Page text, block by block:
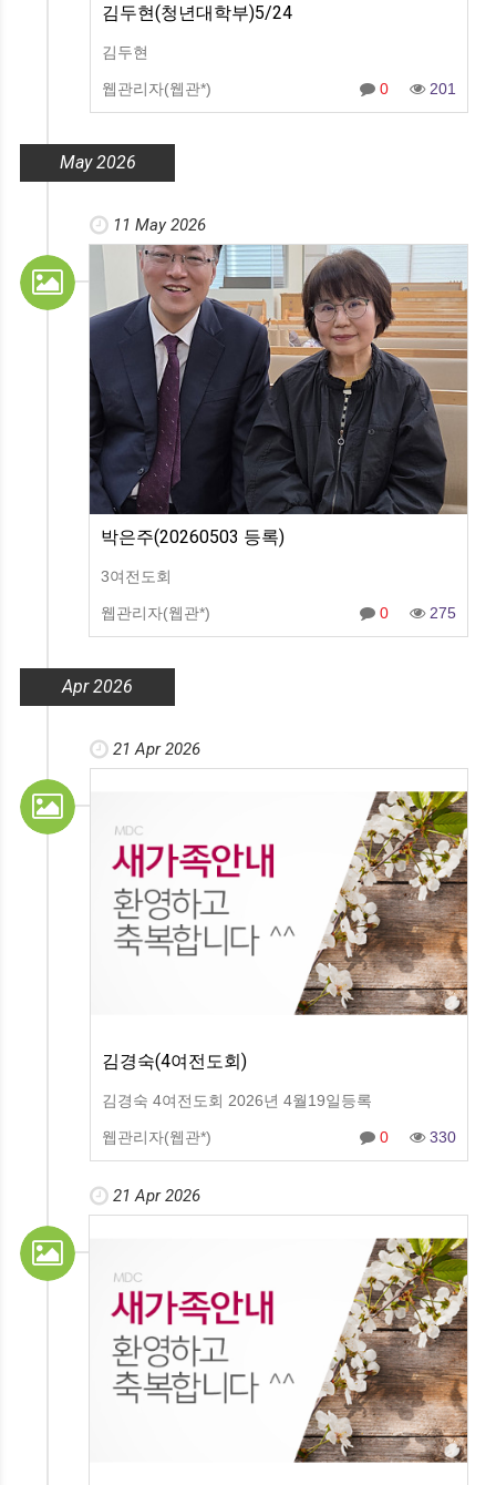
김두현(청년대학부)5/24
김두현
웹관리자(웹관*) 0 201
May 2026
11 May 2026
박은주(20260503 등록)
3여전도회
웹관리자(웹관*) 0 275
Apr 2026
21 Apr 2026
김경숙(4여전도회)
김경숙 4여전도회 2026년 4월19일등록
웹관리자(웹관*) 0 330
21 Apr 2026